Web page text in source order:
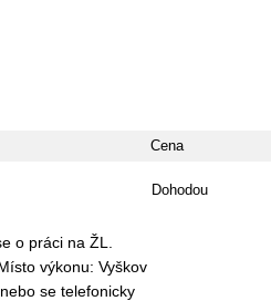
Cena
o práci na ŽL.
výkonu: Vyškov
se telefonicky
Dohodou